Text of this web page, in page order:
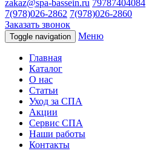
zakaz@spa-bassein.ru 79787404084
7(978)026-2862 7(978)026-2860
Заказать звонок
Toggle navigation Меню
Главная
Каталог
О нас
Статьи
Уход за СПА
Акции
Сервис СПА
Наши работы
Контакты